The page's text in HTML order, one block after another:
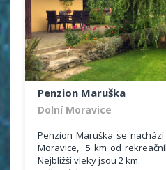
Penzion Maruška
Dolní Moravice
Penzion Maruška se
Moravice, 5 km od
Nejbližší vleky jsou 2 km.